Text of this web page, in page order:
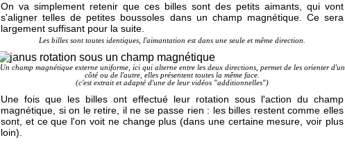
On va simplement retenir que ces billes sont des petits aimants, qui vont
s'aligner telles de petites boussoles dans un champ magnétique. Ce sera
largement suffisant pour la suite.
Les billes sont toutes identiques, l'aimantation est dans une seule et même direction.
Un champ magnétique externe uniforme, ici qui alterne entre les deux directions, permet de les orienter d'un
côté ou de l'autre, elles présentent toutes la même face.
(c'est extrait et adapté d'une de leur vidéos "additionnelles")
Une fois que les billes ont effectué leur rotation sous l'action du champ
magnétique, si on le retire, il ne se passe rien : les billes restent comme elles
sont, et ce que l'on voit ne change plus (dans une certaine mesure, voir plus
loin).